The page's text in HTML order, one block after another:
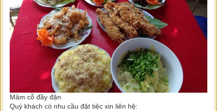
Mâm cỗ đầy đặn
Quý khách có nhu cầu đặt tiệc xin liên hệ: